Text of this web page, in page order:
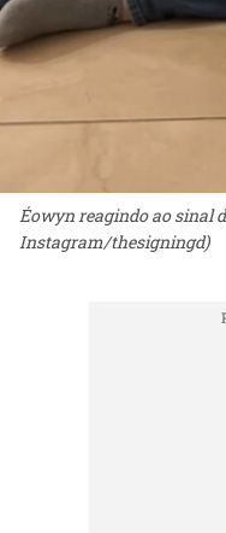
Éowyn reagindo ao sinal
Instagram/thesigningd)